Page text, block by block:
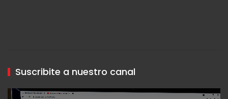
Suscribite a nuestro canal